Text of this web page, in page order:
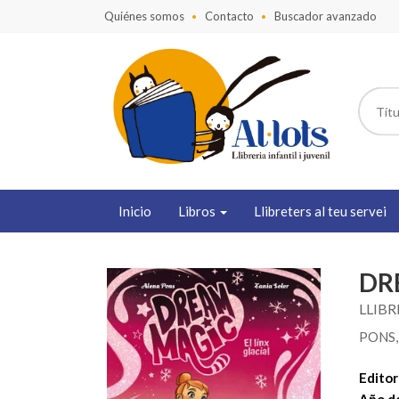
Quiénes somos Contacto Buscador avanzado
Inicio Libros Llibreters al teu servei